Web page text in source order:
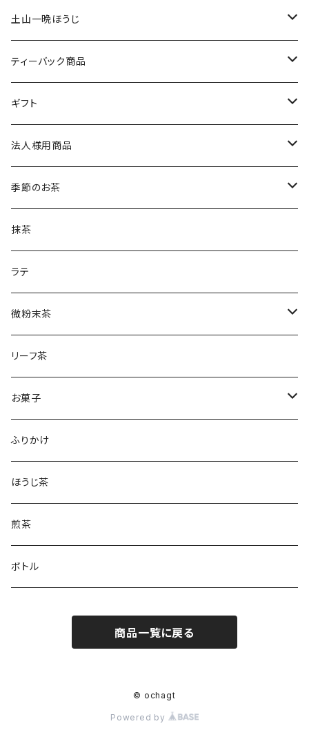
土山一晩ほうじ
土山一晩ほうじ 木蘭（もくらん）
土山一晩ほうじ 路考（ろこう）
土山一晩ほうじフィナンシェ
ティーバック商品
緑茶のティーバック
和紅茶のティーバック
ほうじ茶のティーバック
土山一晩ほうじティーバッグ
ギフト
かぶせ茶
和紅茶とフィナンシェ
フィナンシェ
土山一晩ほうじ
法人様用商品
微粉末かぶせ茶
微粉末ほうじ茶
微粉末和紅茶
季節のお茶
新茶
刈下茶
水出しかぶせ茶
抹茶
ラテ
微粉末茶
かぶせ茶
ほうじ茶
和紅茶
リーフ茶
お菓子
フィナンシェ
ふりかけ
ほうじ茶
煎茶
ボトル
商品一覧に戻る
© ochagt
Powered by